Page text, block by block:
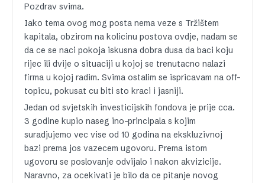
Pozdrav svima.
Iako tema ovog mog posta nema veze s Tržištem
kapitala, obzirom na kolicinu postova ovdje, nadam se
da ce se naci pokoja iskusna dobra dusa da baci koju
rijec ili dvije o situaciji u kojoj se trenutacno nalazi
firma u kojoj radim. Svima ostalim se ispricavam na off-
topicu, pokusat cu biti sto kraci i jasniji.
Jedan od svjetskih investicijskih fondova je prije cca.
3 godine kupio naseg ino-principala s kojim
suradjujemo vec vise od 10 godina na ekskluzivnoj
bazi prema jos vazecem ugovoru. Prema istom
ugovoru se poslovanje odvijalo i nakon akvizicije.
Naravno, za ocekivati je bilo da ce pitanje novog